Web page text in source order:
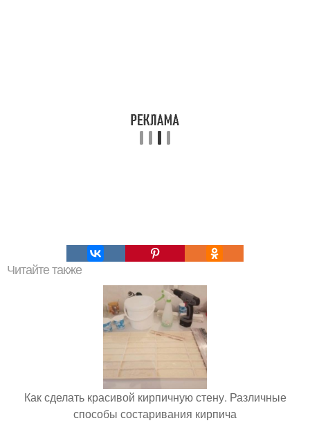
Читайте также
Как сделать красивой кирпичную стену. Различные
способы состаривания кирпича